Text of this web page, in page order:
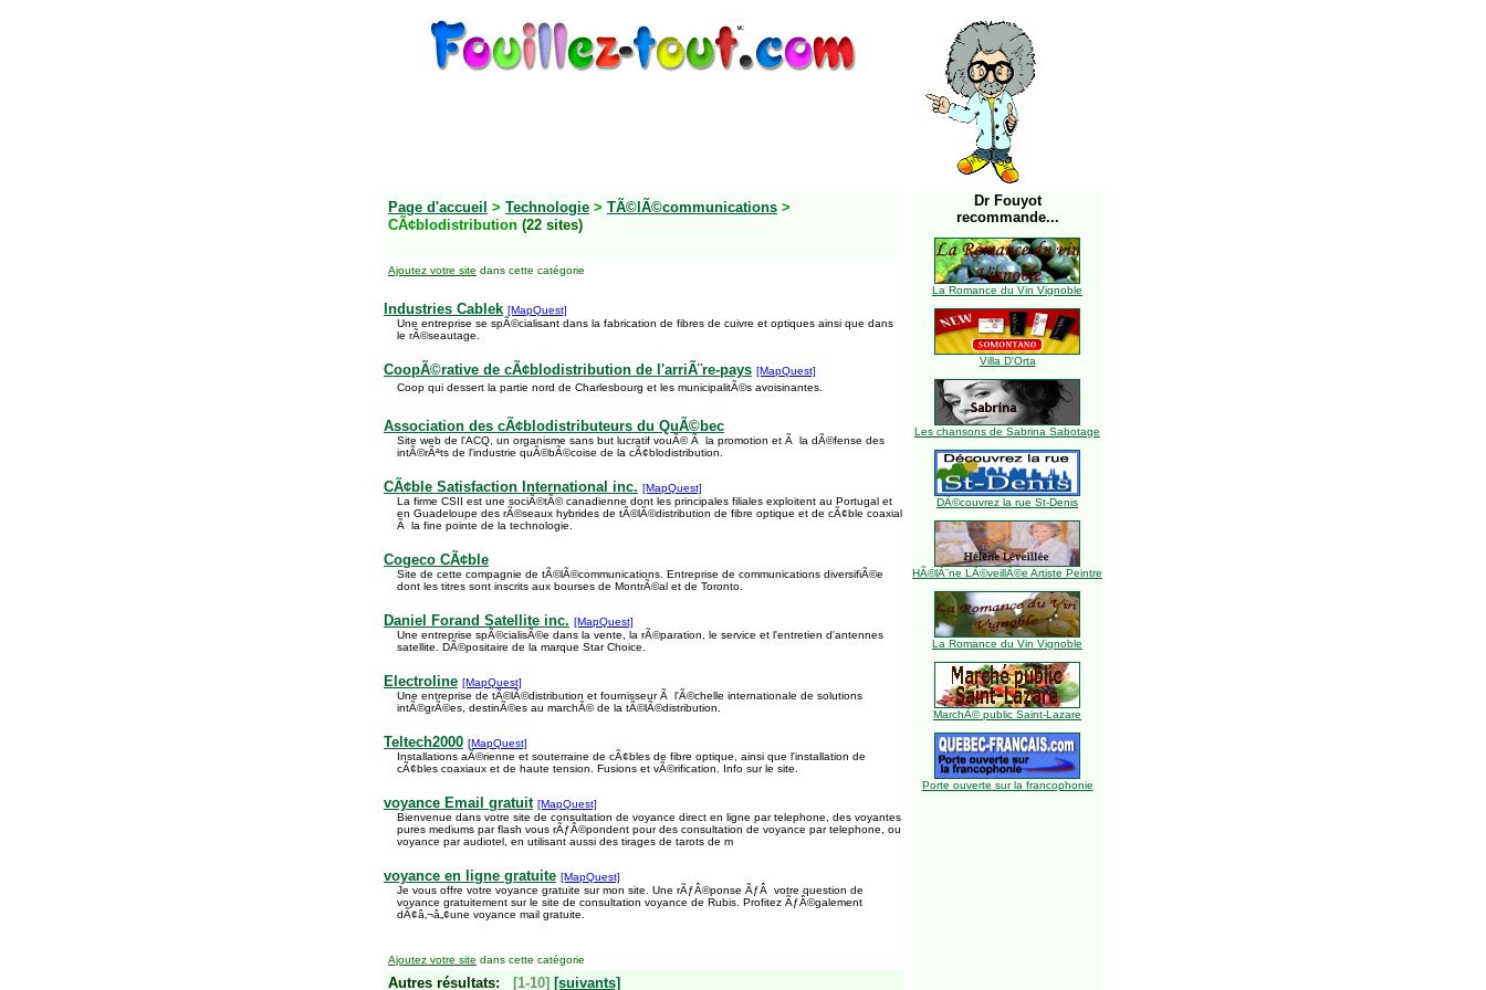
Page d'accueil > Technologie > TÃ©lÃ©communications >
CÃ¢blodistribution (22 sites)
Ajoutez votre site dans cette catégorie
Industries Cablek [MapQuest]
Une entreprise se spÃ©cialisant dans la fabrication de fibres de cuivre et optiques ainsi que dans
le rÃ©seautage.
CoopÃ©rative de cÃ¢blodistribution de l'arriÃ¨re-pays [MapQuest]
Coop qui dessert la partie nord de Charlesbourg et les municipalitÃ©s avoisinantes.
Association des cÃ¢blodistributeurs du QuÃ©bec
Site web de l'ACQ, un organisme sans but lucratif vouÃ© Ã la promotion et Ã la dÃ©fense des
intÃ©rÃªts de l'industrie quÃ©bÃ©coise de la cÃ¢blodistribution.
CÃ¢ble Satisfaction International inc. [MapQuest]
La firme CSII est une sociÃ©tÃ© canadienne dont les principales filiales exploitent au Portugal et
en Guadeloupe des rÃ©seaux hybrides de tÃ©lÃ©distribution de fibre optique et de cÃ¢ble coaxial
Ã la fine pointe de la technologie.
Cogeco CÃ¢ble
Site de cette compagnie de tÃ©lÃ©communications. Entreprise de communications diversifiÃ©e
dont les titres sont inscrits aux bourses de MontrÃ©al et de Toronto.
Daniel Forand Satellite inc. [MapQuest]
Une entreprise spÃ©cialisÃ©e dans la vente, la rÃ©paration, le service et l'entretien d'antennes
satellite. DÃ©positaire de la marque Star Choice.
Electroline [MapQuest]
Une entreprise de tÃ©lÃ©distribution et fournisseur Ã l'Ã©chelle internationale de solutions
intÃ©grÃ©es, destinÃ©es au marchÃ© de la tÃ©lÃ©distribution.
Teltech2000 [MapQuest]
Installations aÃ©rienne et souterraine de cÃ¢bles de fibre optique, ainsi que l'installation de
cÃ¢bles coaxiaux et de haute tension. Fusions et vÃ©rification. Info sur le site.
voyance Email gratuit [MapQuest]
Bienvenue dans votre site de consultation de voyance direct en ligne par telephone, des voyantes
pures mediums par flash vous rÃƒÂ©pondent pour des consultation de voyance par telephone, ou
voyance par audiotel, en utilisant aussi des tirages de tarots de m
voyance en ligne gratuite [MapQuest]
Je vous offre votre voyance gratuite sur mon site. Une rÃƒÂ©ponse ÃƒÂ votre question de
voyance gratuitement sur le site de consultation voyance de Rubis. Profitez ÃƒÂ©galement
dÃ¢â‚¬â„¢une voyance mail gratuite.
Dr Fouyot
recommande...
La Romance du Vin Vignoble
Villa D'Orta
Les chansons de Sabrina Sabotage
DÃ©couvrez la rue St-Denis
HÃ©lÃ¨ne LÃ©veillÃ©e Artiste Peintre
La Romance du Vin Vignoble
MarchÃ© public Saint-Lazare
Porte ouverte sur la francophonie
Ajoutez votre site dans cette catégorie
Autres résultats: [1-10] [suivants]